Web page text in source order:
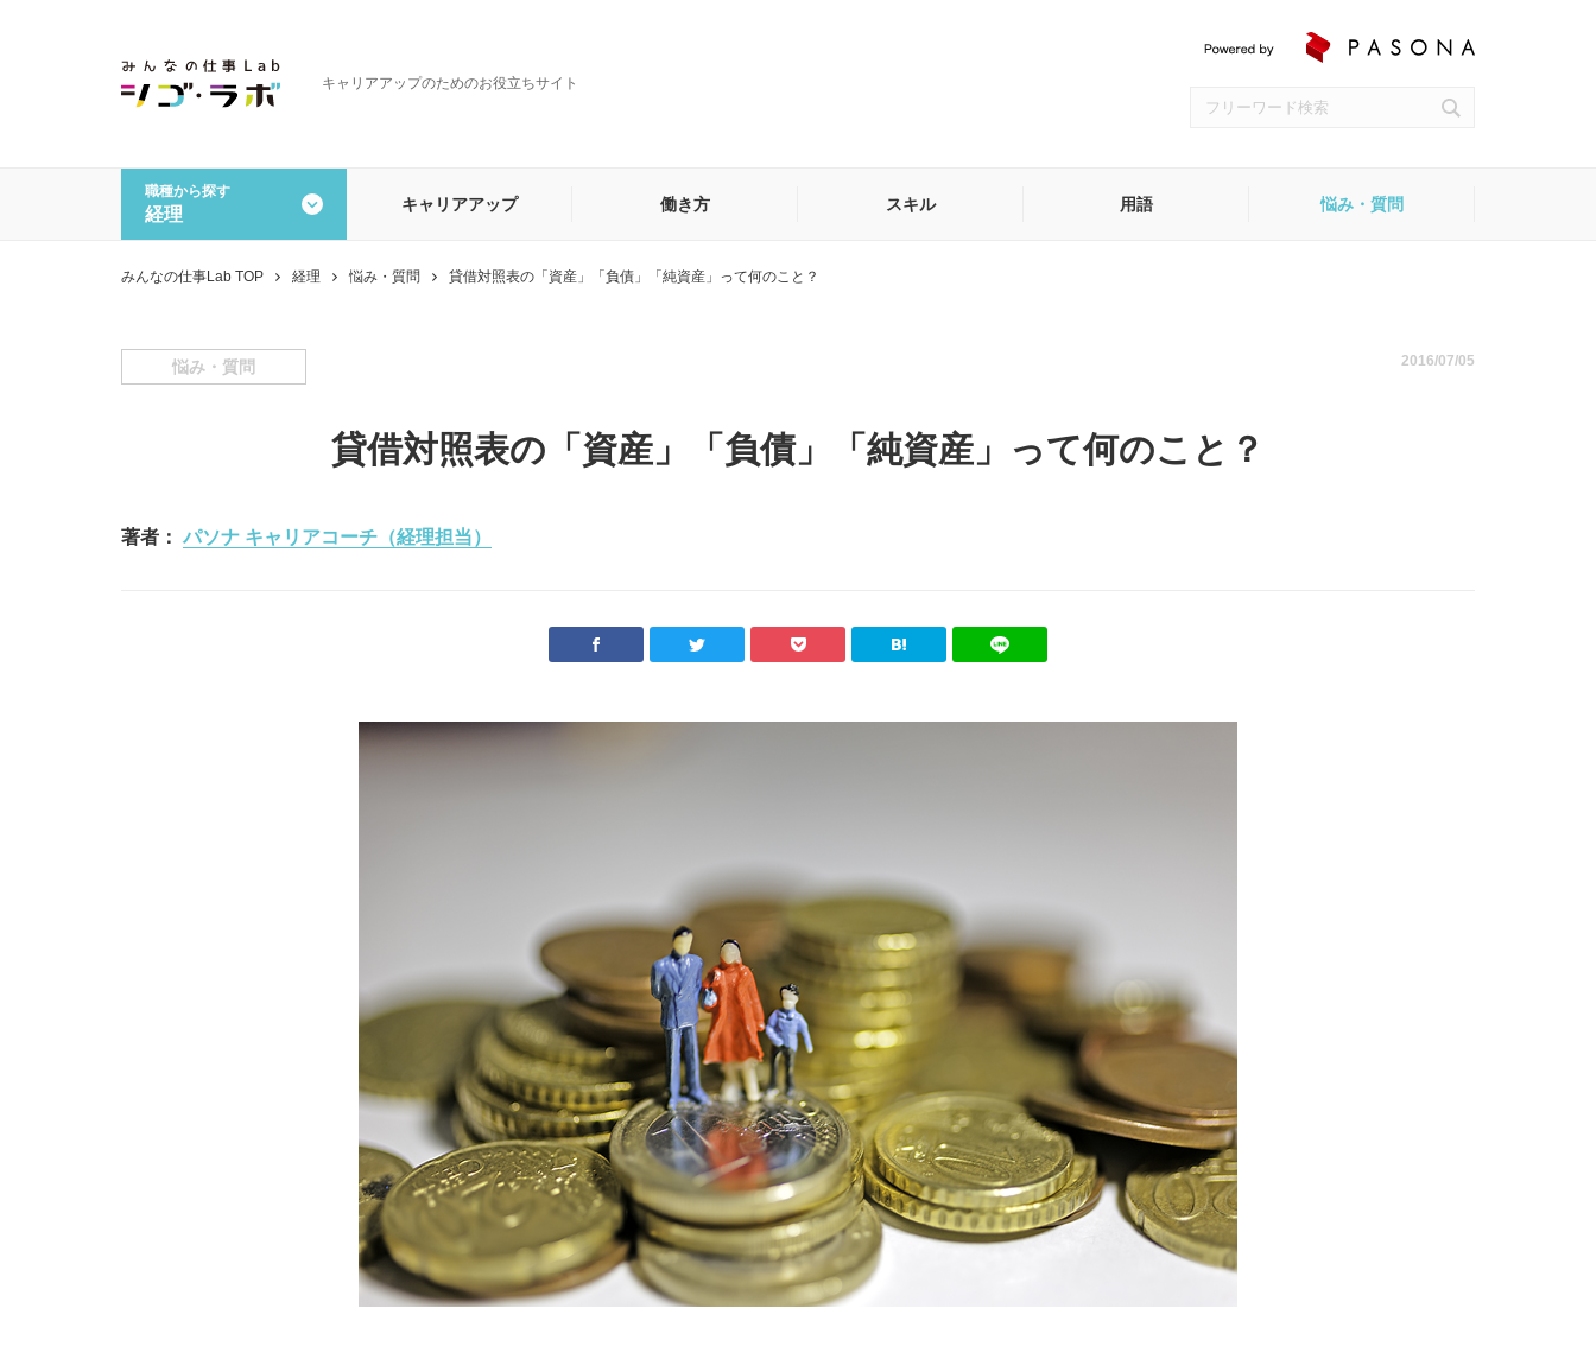
キャリアアップのためのお役立ちサイト
職種から探す
経理
一般事務・営業事務 経理 貿易・海外営業事務
キャリアアップ 働き方 スキル 用語 悩み・質問
みんなの仕事Lab TOP 経理 悩み・質問 貸借対照表の「資産」「負債」「純資産」って何のこと？
悩み・質問 2016/07/05
貸借対照表の「資産」「負債」「純資産」って何のこと？
著者： パソナ キャリアコーチ（経理担当）